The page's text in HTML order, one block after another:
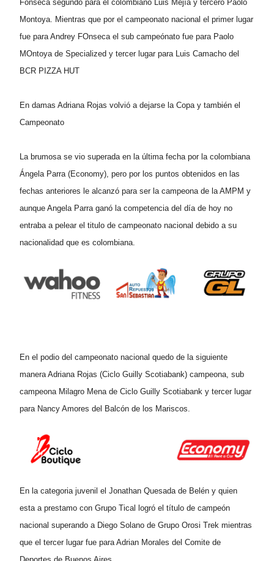
Fonseca segundo para el colombiano Luis Mejía y tercero Paolo
Montoya. Mientras que por el campeonato nacional el primer lugar
fue para Andrey FOnseca el sub campeónato fue para Paolo
MOntoya de Specialized y tercer lugar para Luis Camacho del
BCR PIZZA HUT
En damas Adriana Rojas volvió a dejarse la Copa y también el
Campeonato
La brumosa se vio superada en la última fecha por la colombiana
Ángela Parra (Economy), pero por los puntos obtenidos en las
fechas anteriores le alcanzó para ser la campeona de la AMPM y
aunque Angela Parra ganó la competencia del día de hoy no
entraba a pelear el titulo de campeonato nacional debido a su
nacionalidad que es colombiana.
En el podio del campeonato nacional quedo de la siguiente
manera Adriana Rojas (Ciclo Guilly Scotiabank) campeona, sub
campeona Milagro Mena de Ciclo Guilly Scotiabank y tercer lugar
para Nancy Amores del Balcón de los Mariscos.
En la categoria juvenil el Jonathan Quesada de Belén y quien
esta a prestamo con Grupo Tical logró el título de campeón
nacional superando a Diego Solano de Grupo Orosi Trek mientras
que el tercer lugar fue para Adrian Morales del Comite de